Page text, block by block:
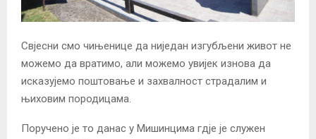
Свјесни смо чињенице да ниједан изгубљени живот не
можемо да вратимо, али можемо увијек изнова да
исказујемо поштовање и захвалност страдалим и
њиховим породицама.
Поручено је то данас у Мишинцима гдје је служен